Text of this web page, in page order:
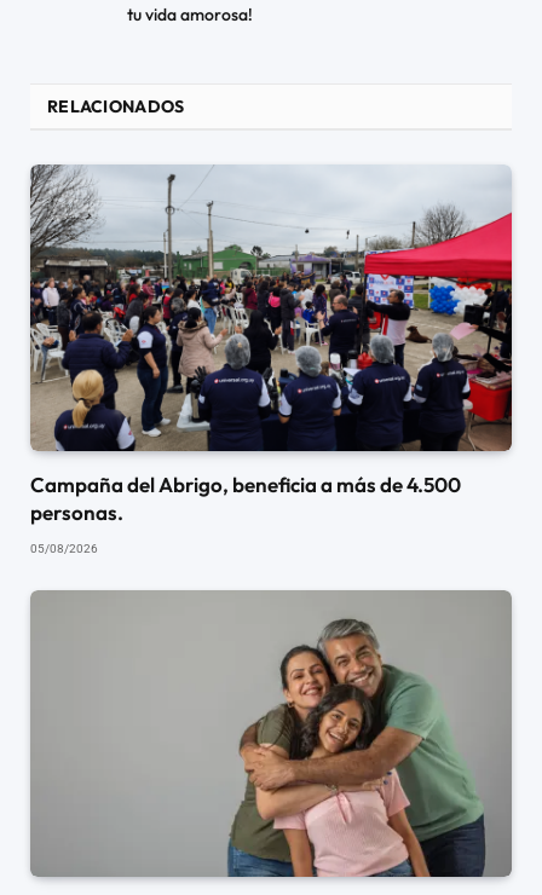
tu vida amorosa!
RELACIONADOS
Campaña del Abrigo, beneficia a más de 4.500
personas.
05/08/2026